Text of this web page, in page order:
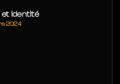
et Identité
2024